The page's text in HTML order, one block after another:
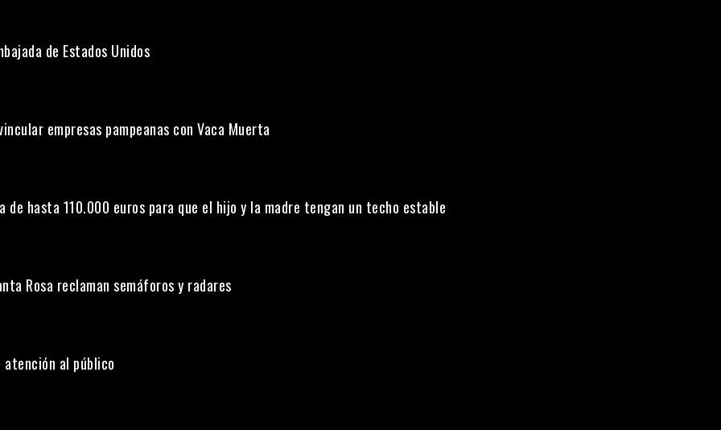
de Estados Unidos
empresas pampeanas con Vaca Muerta
de hasta 110.000 euros para que el hijo y la madre tengan un techo estable
Rosa reclaman semáforos y radares
atención al público